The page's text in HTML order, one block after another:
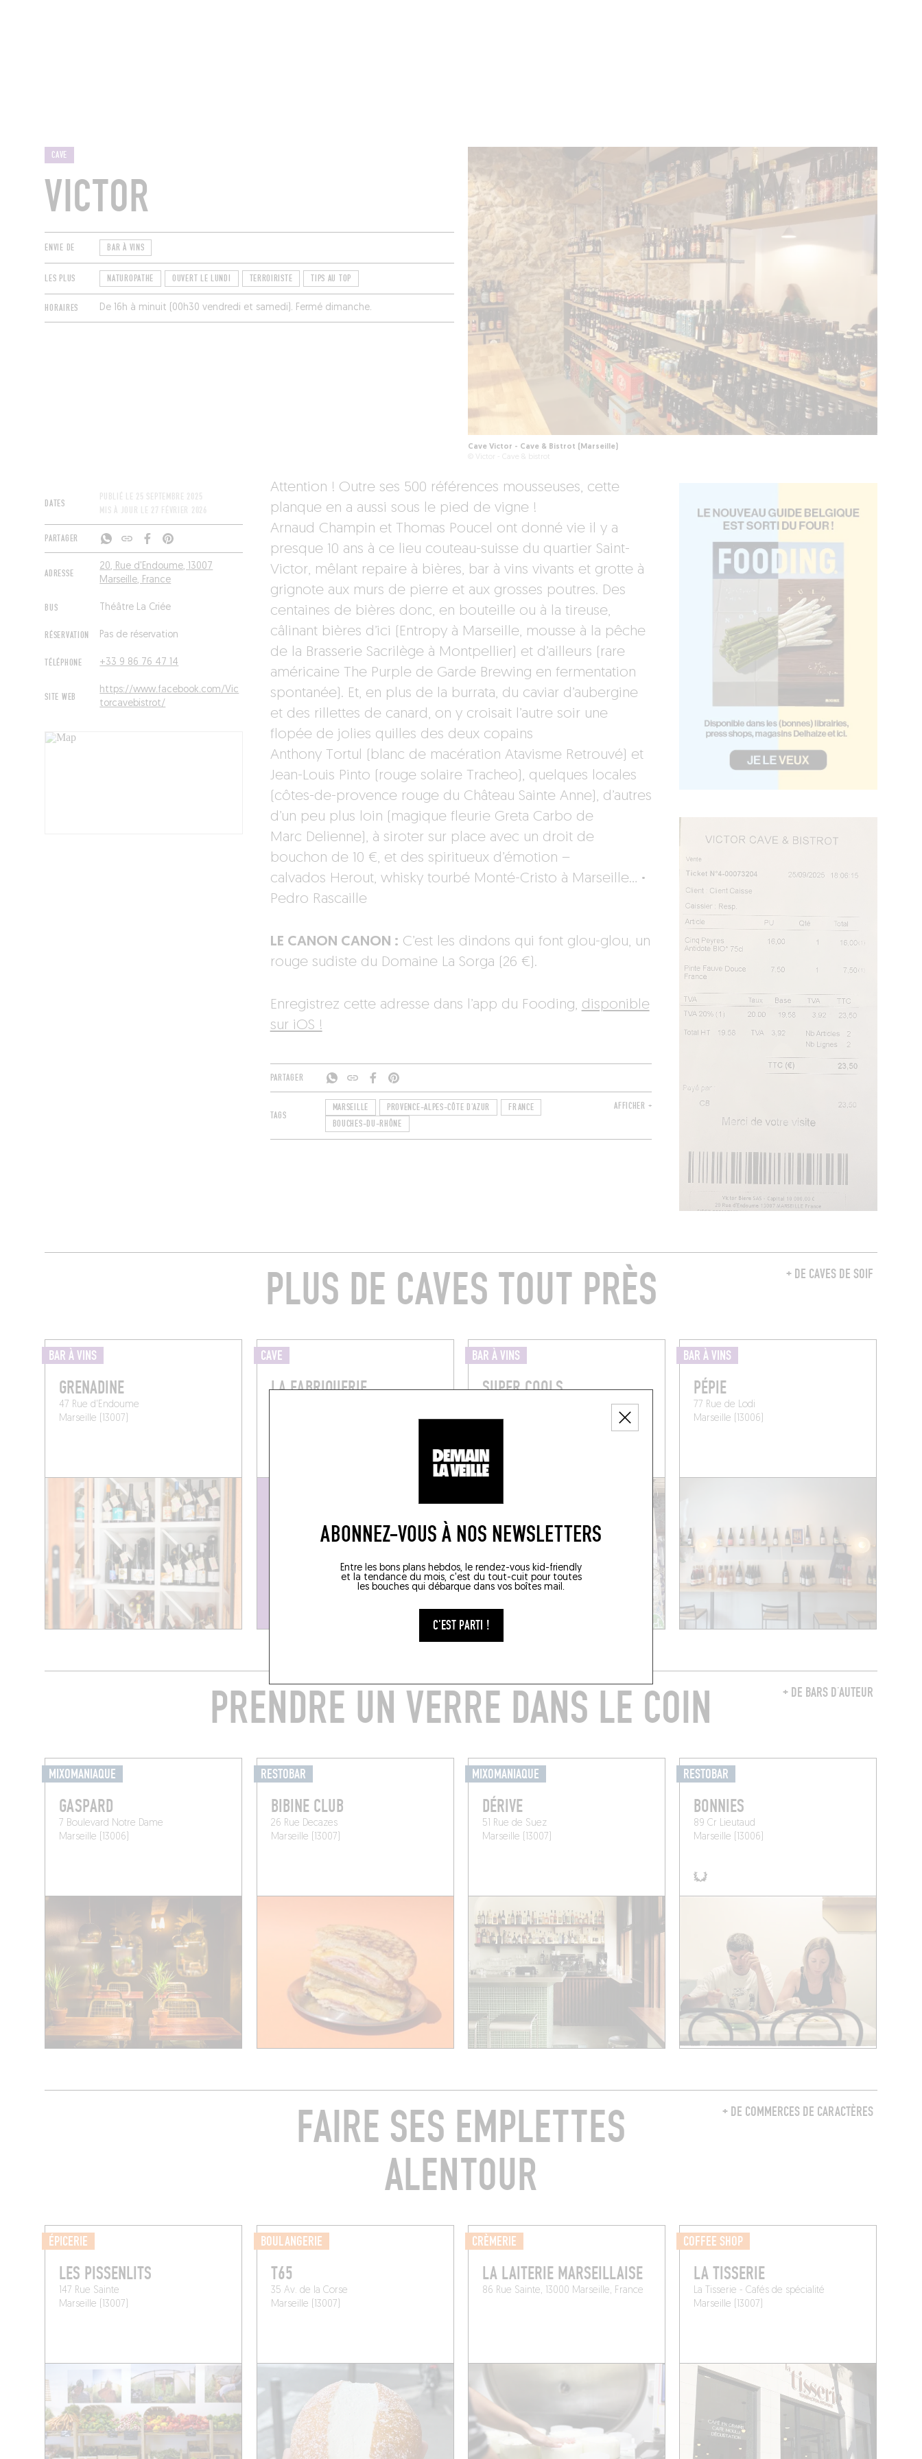
ABONNEZ-VOUS À NOS NEWSLETTERS
Entre les bons plans hebdos, le rendez-vous kid-friendly
et la tendance du mois, c'est du tout-cuit pour toutes
les bouches qui débarque dans vos boîtes mail.
C'EST PARTI !
CAVE
VICTOR
ENVIE DE BAR À VINS
LES PLUS NATUROPATHE OUVERT LE LUNDI TERROIRISTE TIPS AU TOP
HORAIRES De 16h à minuit (00h30 vendredi et samedi). Fermé dimanche.
Cave Victor - Cave & Bistrot (Marseille)
© Victor - Cave & bistrot
DATES
PUBLIÉ LE 25 SEPTEMBRE 2025
MIS À JOUR LE 27 FÉVRIER 2026
PARTAGER
ADRESSE
20, Rue d'Endoume, 13007
Marseille, France
BUS Théâtre La Criée
RÉSERVATION Pas de réservation
TÉLÉPHONE +33 9 86 76 47 14
SITE WEB
https://www.facebook.com/Vic
torcavebistrot/
Attention ! Outre ses 500 références mousseuses, cette
planque en a aussi sous le pied de vigne !
Arnaud Champin et Thomas Poucel ont donné vie il y a
presque 10 ans à ce lieu couteau-suisse du quartier Saint-
Victor, mêlant repaire à bières, bar à vins vivants et grotte à
grignote aux murs de pierre et aux grosses poutres. Des
centaines de bières donc, en bouteille ou à la tireuse,
câlinant bières d’ici (Entropy à Marseille, mousse à la pêche
de la Brasserie Sacrilège à Montpellier) et d’ailleurs (rare
américaine The Purple de Garde Brewing en fermentation
spontanée). Et, en plus de la burrata, du caviar d’aubergine
et des rillettes de canard, on y croisait l’autre soir une
flopée de jolies quilles des deux copains
Anthony Tortul (blanc de macération Atavisme Retrouvé) et
Jean-Louis Pinto (rouge solaire Tracheo), quelques locales
(côtes-de-provence rouge du Château Sainte Anne), d’autres
d’un peu plus loin (magique fleurie Greta Carbo de
Marc Delienne), à siroter sur place avec un droit de
bouchon de 10 €, et des spiritueux d’émotion –
calvados Herout, whisky tourbé Monté-Cristo à Marseille… ·
Pedro Rascaille
LE CANON CANON : C’est les dindons qui font glou-glou, un
rouge sudiste du Domaine La Sorga (26 €).
Enregistrez cette adresse dans l’app du Fooding, disponible
sur iOS !
PARTAGER
TAGS
MARSEILLE PROVENCE-ALPES-CÔTE D'AZUR
FRANCE
BOUCHES-DU-RHÔNE
AFFICHER +
+ DE CAVES DE SOIF
PLUS DE CAVES TOUT PRÈS
BAR À VINS
GRENADINE
47 Rue d'Endoume
Marseille (13007)
CAVE
LA FABRIQUERIE
BAR À VINS
SUPER COOLS
Marseille (13001)
BAR À VINS
PÉPIE
77 Rue de Lodi
Marseille (13006)
+ DE BARS D’AUTEUR
PRENDRE UN VERRE DANS LE COIN
MIXOMANIAQUE
GASPARD
7 Boulevard Notre Dame
Marseille (13006)
RESTOBAR
BIBINE CLUB
26 Rue Decazes
Marseille (13007)
MIXOMANIAQUE
DÉRIVE
51 Rue de Suez
Marseille (13007)
RESTOBAR
BONNIES
89 Cr Lieutaud
Marseille (13006)
+ DE COMMERCES DE CARACTÈRES
FAIRE SES EMPLETTES
ALENTOUR
ÉPICERIE
LES PISSENLITS
147 Rue Sainte
Marseille (13007)
BOULANGERIE
T65
35 Av. de la Corse
Marseille (13007)
CRÈMERIE
LA LAITERIE MARSEILLAISE
86 Rue Sainte, 13000 Marseille, France
COFFEE SHOP
LA TISSERIE
La Tisserie - Cafés de spécialité
Marseille (13007)